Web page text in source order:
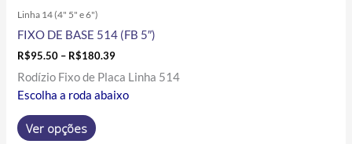
Linha 14 (4" 5" e 6")
FIXO DE BASE 514 (FB 5″)
R$95.50 – R$180.39
Rodízio Fixo de Placa Linha 514
Escolha a roda abaixo
Ver opções